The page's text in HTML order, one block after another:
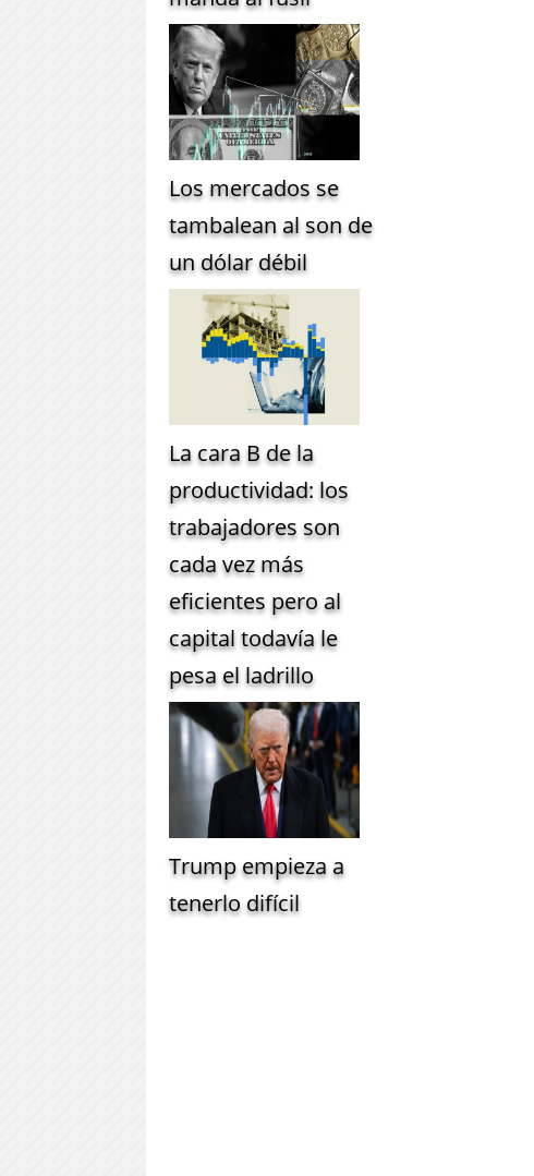
Los mercados se
tambalean al son de
un dólar débil
La cara B de la
productividad: los
trabajadores son
cada vez más
eficientes pero al
capital todavía le
pesa el ladrillo
Trump empieza a
tenerlo difícil